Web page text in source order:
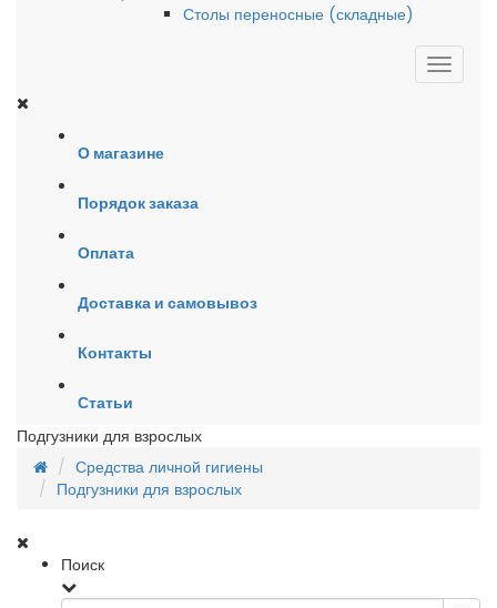
Столы переносные (складные)
О магазине
Порядок заказа
Оплата
Доставка и самовывоз
Контакты
Статьи
Подгузники для взрослых
Средства личной гигиены
Подгузники для взрослых
Поиск